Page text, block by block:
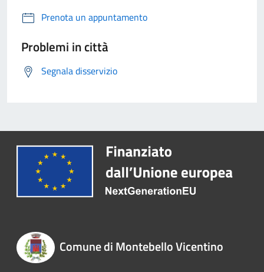
Prenota un appuntamento
Problemi in città
Segnala disservizio
Comune di Montebello Vicentino